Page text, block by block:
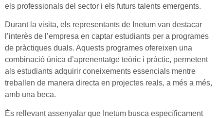
els professionals del sector i els futurs talents emergents.
Durant la visita, els representants de Inetum van destacar
l’interès de l’empresa en captar estudiants per a programes
de pràctiques duals. Aquests programes ofereixen una
combinació única d’aprenentatge teòric i pràctic, permetent
als estudiants adquirir coneixements essencials mentre
treballen de manera directa en projectes reals, a més a més,
amb una beca.
És rellevant assenyalar que Inetum busca específicament